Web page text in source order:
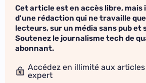
Cet article est en accès libre, mais
d'une rédaction qui ne travaille
lecteurs, sur un média sans pub et
Soutenez le journalisme tech de
abonnant.
Accédez en illimité aux
expert